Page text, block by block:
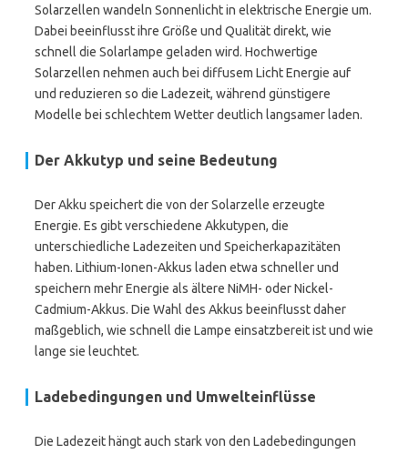
Solarzellen wandeln Sonnenlicht in elektrische Energie um.
Dabei beeinflusst ihre Größe und Qualität direkt, wie
schnell die Solarlampe geladen wird. Hochwertige
Solarzellen nehmen auch bei diffusem Licht Energie auf
und reduzieren so die Ladezeit, während günstigere
Modelle bei schlechtem Wetter deutlich langsamer laden.
Der Akkutyp und seine Bedeutung
Der Akku speichert die von der Solarzelle erzeugte
Energie. Es gibt verschiedene Akkutypen, die
unterschiedliche Ladezeiten und Speicherkapazitäten
haben. Lithium-Ionen-Akkus laden etwa schneller und
speichern mehr Energie als ältere NiMH- oder Nickel-
Cadmium-Akkus. Die Wahl des Akkus beeinflusst daher
maßgeblich, wie schnell die Lampe einsatzbereit ist und wie
lange sie leuchtet.
Ladebedingungen und Umwelteinflüsse
Die Ladezeit hängt auch stark von den Ladebedingungen